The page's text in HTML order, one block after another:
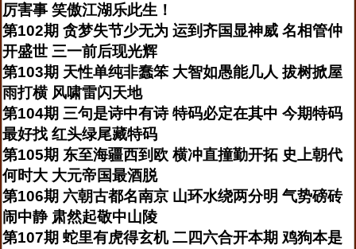
厉害事 笑傲江湖乐此生！
第102期 贪梦失节少无为 运到齐国显神威 名相管仲
开盛世 三一前后现光辉
第103期 天性单纯非蠢笨 大智如愚能几人 拔树掀屋
雨打横 风啸雷闪天地
第104期 三句是诗中有诗 特码必定在其中 今期特码
最好找 红头绿尾藏特码
第105期 东至海疆西到欧 横冲直撞勤开拓 史上朝代
何时大 大元帝国最酒脱
第106期 六朝古都名南京 山环水绕两分明 气势磅砖
闹中静 肃然起敬中山陵
第107期 蛇里有虎得玄机 二四六合开本期 鸡狗本是